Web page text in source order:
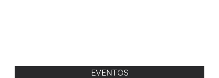
EVENTOS